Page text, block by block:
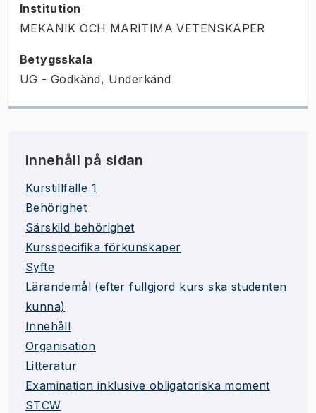
Institution
MEKANIK OCH MARITIMA VETENSKAPER
Betygsskala
UG - Godkänd, Underkänd
Innehåll på sidan
Kurstillfälle 1
Behörighet
Särskild behörighet
Kursspecifika förkunskaper
Syfte
Lärandemål (efter fullgjord kurs ska studenten
kunna)
Innehåll
Organisation
Litteratur
Examination inklusive obligatoriska moment
STCW